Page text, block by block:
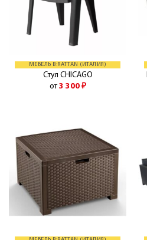
МЕБЕЛЬ B:RATTAN (ИТАЛИЯ)
Стул CHICAGO
от 3 300 ₽